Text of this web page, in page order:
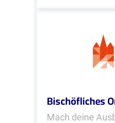
Bischöfliches
Mach deine